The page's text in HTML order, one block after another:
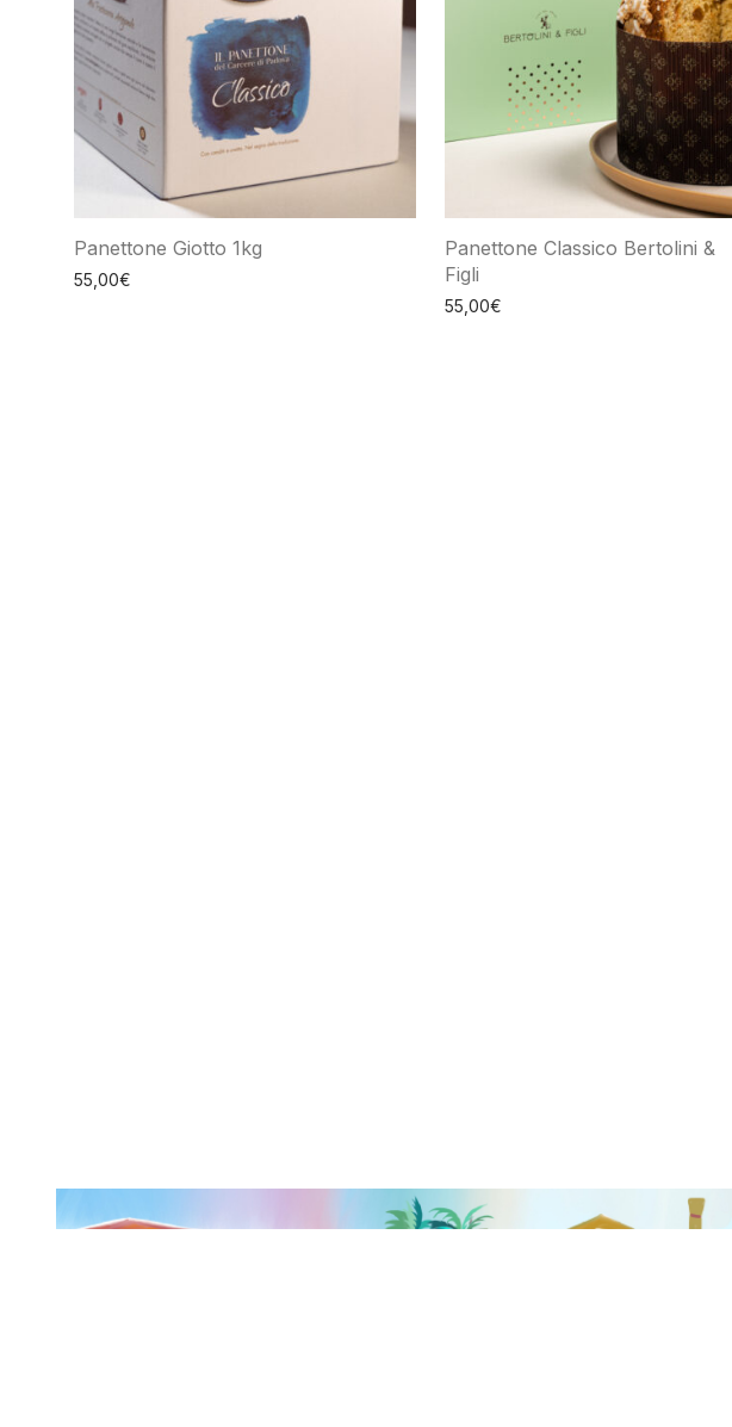
Panettone Giotto 1kg
55,00€
Panettone Classico Bertolini &
Figli
55,00€